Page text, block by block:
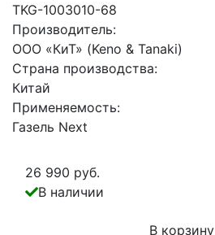
TKG-1003010-68
Производитель:
ООО «КиТ» (Keno & Tanaki)
Страна производства:
Китай
Применяемость:
Газель Next
26 990 руб.
В наличии
В корзину